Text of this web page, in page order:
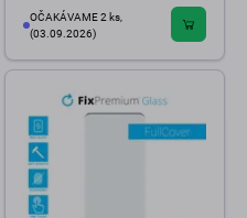
OČAKÁVAME 2 ks,
(03.09.2026)